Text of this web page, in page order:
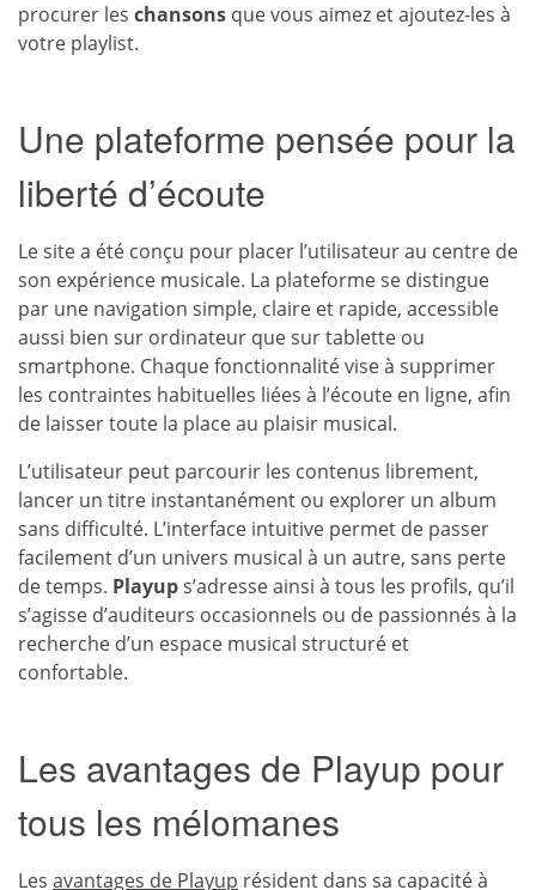
procurer les chansons que vous aimez et ajoutez-les à
votre playlist.
Une plateforme pensée pour la
liberté d’écoute
Le site a été conçu pour placer l’utilisateur au centre de
son expérience musicale. La plateforme se distingue
par une navigation simple, claire et rapide, accessible
aussi bien sur ordinateur que sur tablette ou
smartphone. Chaque fonctionnalité vise à supprimer
les contraintes habituelles liées à l’écoute en ligne, afin
de laisser toute la place au plaisir musical.
L’utilisateur peut parcourir les contenus librement,
lancer un titre instantanément ou explorer un album
sans difficulté. L’interface intuitive permet de passer
facilement d’un univers musical à un autre, sans perte
de temps. Playups’adresse ainsi à tous les profils, qu’il
s’agisse d’auditeurs occasionnels ou de passionnés à la
recherche d’un espace musical structuré et
confortable.
Les avantages de Playup pour
tous les mélomanes
Les avantages de Playup résident dans sa capacité à